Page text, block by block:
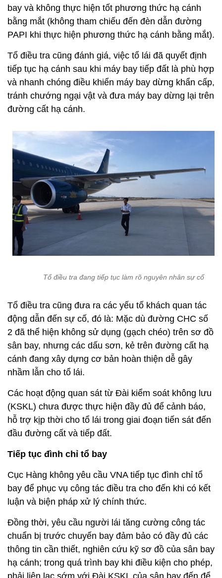
bay và không thực hiện tốt phương thức hạ cánh
bằng mắt (không tham chiếu đến đèn dẫn đường
PAPI khi thực hiện phương thức hạ cánh bằng mắt).
Tổ điều tra cũng đánh giá, việc tổ lái đã quyết định
tiếp tục hạ cánh sau khi máy bay tiếp đất là phù hợp
và nhanh chóng điều khiển máy bay dừng khẩn cấp,
tránh chướng ngại vật và đưa máy bay dừng lại trên
đường cất hạ cánh.
Tổ điều tra đang tiếp tục làm rõ nguyên nhân sự cố
Tổ điều tra cũng đưa ra các yếu tố khách quan tác
động dẫn đến sự cố, đó là: Mặc dù đường CHC số
2 đã thể hiện không sử dụng (gạch chéo) trên sơ đồ
sân bay, nhưng các dấu sơn, kẻ trên đường cất hạ
cánh đang xây dựng cơ bản hoàn thiện dễ gây
nhầm lẫn cho tổ lái.
Các hoạt động quan sát từ Đài kiểm soát không lưu
(KSKL) chưa được thực hiện đầy đủ để cảnh báo,
hỗ trợ kịp thời cho tổ lái trong giai đoạn tiến sát đến
đầu đường cất và tiếp đất.
Tiếp tục đình chỉ tổ bay
Cục Hàng không yêu cầu VNA tiếp tục đình chỉ tổ
bay để phục vụ công tác điều tra cho đến khi có kết
luận và biện pháp xử lý chính thức.
Đồng thời, yêu cầu người lái tăng cường công tác
chuẩn bị trước chuyến bay đảm bảo có đầy đủ các
thông tin cần thiết, nghiên cứu kỹ sơ đồ của sân bay
hạ cánh; trong quá trình bay khi điều kiện cho phép,
phải liên lạc sớm với Đài KSKL của sân bay đến để